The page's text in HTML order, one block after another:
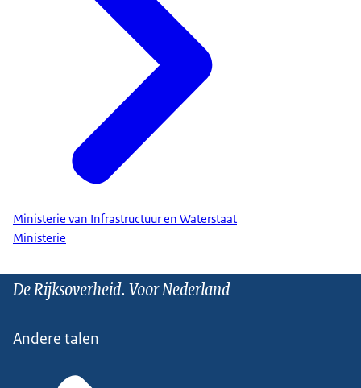
Ministerie van Infrastructuur en Waterstaat
Ministerie
De Rijksoverheid. Voor Nederland
Andere talen